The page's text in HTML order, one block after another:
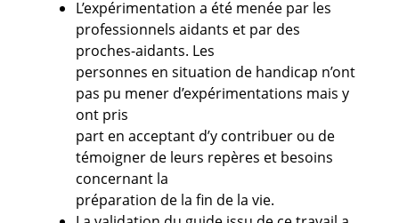
L’expérimentation a été menée par les
professionnels aidants et par des
proches-aidants. Les
personnes en situation de handicap n’ont
pas pu mener d’expérimentations mais y
ont pris
part en acceptant d’y contribuer ou de
témoigner de leurs repères et besoins
concernant la
préparation de la fin de la vie.